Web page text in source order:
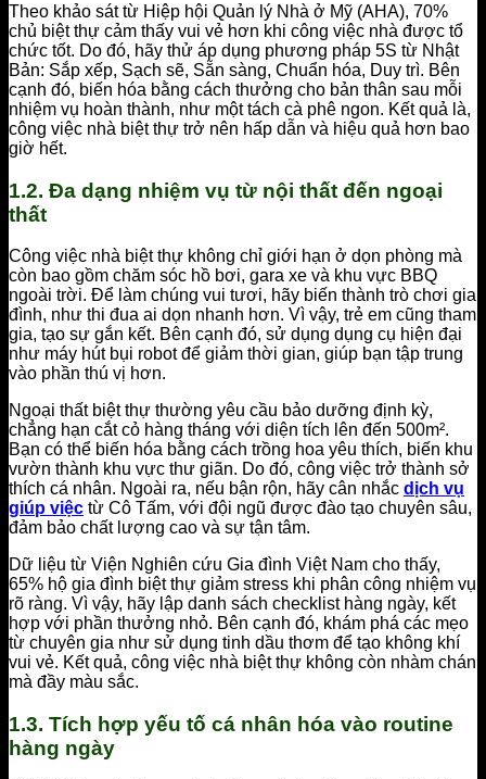
Theo khảo sát từ Hiệp hội Quản lý Nhà ở Mỹ (AHA), 70%
chủ biệt thự cảm thấy vui vẻ hơn khi công việc nhà được tổ
chức tốt. Do đó, hãy thử áp dụng phương pháp 5S từ Nhật
Bản: Sắp xếp, Sạch sẽ, Sẵn sàng, Chuẩn hóa, Duy trì. Bên
cạnh đó, biến hóa bằng cách thưởng cho bản thân sau mỗi
nhiệm vụ hoàn thành, như một tách cà phê ngon. Kết quả là,
công việc nhà biệt thự trở nên hấp dẫn và hiệu quả hơn bao
giờ hết.
1.2. Đa dạng nhiệm vụ từ nội thất đến ngoại
thất
Công việc nhà biệt thự không chỉ giới hạn ở dọn phòng mà
còn bao gồm chăm sóc hồ bơi, gara xe và khu vực BBQ
ngoài trời. Để làm chúng vui tươi, hãy biến thành trò chơi gia
đình, như thi đua ai dọn nhanh hơn. Vì vậy, trẻ em cũng tham
gia, tạo sự gắn kết. Bên cạnh đó, sử dụng dụng cụ hiện đại
như máy hút bụi robot để giảm thời gian, giúp bạn tập trung
vào phần thú vị hơn.
Ngoại thất biệt thự thường yêu cầu bảo dưỡng định kỳ,
chẳng hạn cắt cỏ hàng tháng với diện tích lên đến 500m².
Bạn có thể biến hóa bằng cách trồng hoa yêu thích, biến khu
vườn thành khu vực thư giãn. Do đó, công việc trở thành sở
thích cá nhân. Ngoài ra, nếu bận rộn, hãy cân nhắc dịch vụ
giúp việc từ Cô Tấm, với đội ngũ được đào tạo chuyên sâu,
đảm bảo chất lượng cao và sự tận tâm.
Dữ liệu từ Viện Nghiên cứu Gia đình Việt Nam cho thấy,
65% hộ gia đình biệt thự giảm stress khi phân công nhiệm vụ
rõ ràng. Vì vậy, hãy lập danh sách checklist hàng ngày, kết
hợp với phần thưởng nhỏ. Bên cạnh đó, khám phá các mẹo
từ chuyên gia như sử dụng tinh dầu thơm để tạo không khí
vui vẻ. Kết quả, công việc nhà biệt thự không còn nhàm chán
mà đầy màu sắc.
1.3. Tích hợp yếu tố cá nhân hóa vào routine
hàng ngày